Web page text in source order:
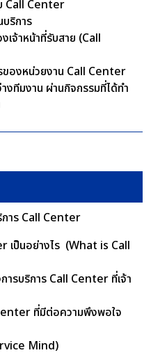
Call Center
ริการ
เจ้าหน้าที่รับสาย (Call
องหน่วยงาน Call Center
งทีมงาน ผ่านกิจกรรมที่ได้ทำ
การ Call Center
เป็นอย่างไร (What is Call
รบริการ Call Center ที่เจ้า
ที่มีต่อความพึงพอใจ
Mind)